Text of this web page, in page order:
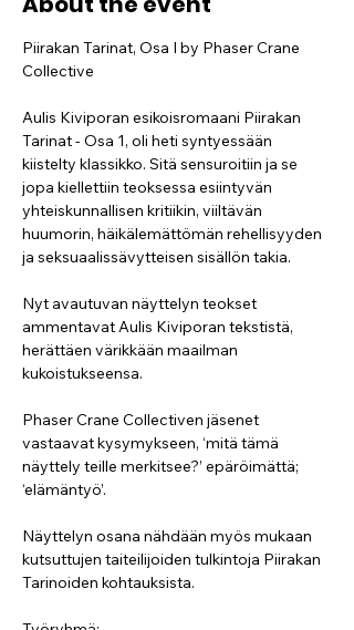
Piirakan Tarinat, Osa I by Phaser Crane
Collective
Aulis Kiviporan esikoisromaani Piirakan
Tarinat - Osa 1, oli heti syntyessään
kiistelty klassikko. Sitä sensuroitiin ja se
jopa kiellettiin teoksessa esiintyvän
yhteiskunnallisen kritiikin, viiltävän
huumorin, häikälemättömän rehellisyyden
ja seksuaalissävytteisen sisällön takia.
Nyt avautuvan näyttelyn teokset
ammentavat Aulis Kiviporan tekstistä,
herättäen värikkään maailman
kukoistukseensa.
Phaser Crane Collectiven jäsenet
vastaavat kysymykseen, ‘mitä tämä
näyttely teille merkitsee?’ epäröimättä;
‘elämäntyö’.
Näyttelyn osana nähdään myös mukaan
kutsuttujen taiteilijoiden tulkintoja Piirakan
Tarinoiden kohtauksista.